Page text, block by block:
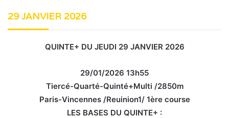
29 JANVIER 2026
QUINTE+ DU JEUDI 29 JANVIER 2026
29/01/2026 13h55
Tiercé-Quarté-Quinté+Multi /2850m
Paris-Vincennes /Reuinion1/ 1ère course
LES BASES DU QUINTE+ :